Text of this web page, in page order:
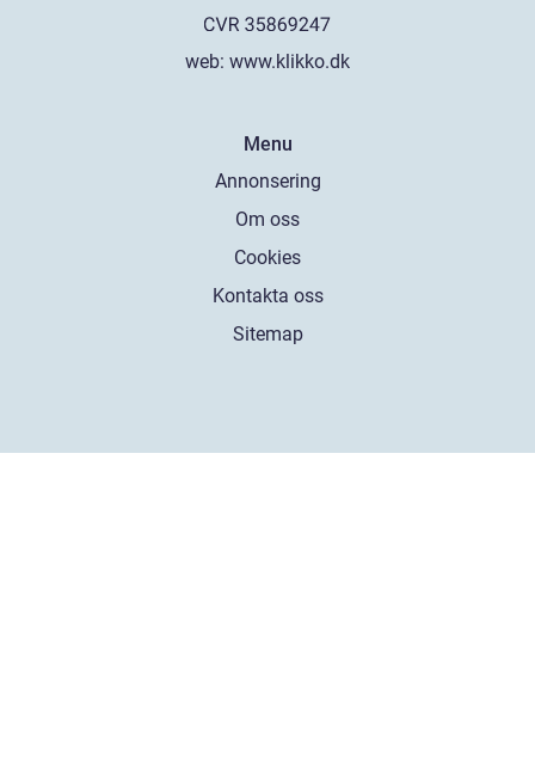
web: www.klikko.dk
Menu
Annonsering
Om oss
Cookies
Kontakta oss
Sitemap